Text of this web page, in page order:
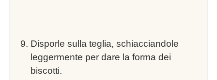
Disporle sulla teglia, schiacciandole
leggermente per dare la forma dei
biscotti.